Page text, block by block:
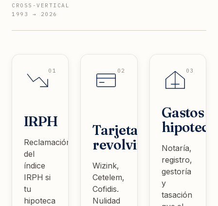
CROSS-VERTICAL
1993 → 2026
01
IRPH
Reclamación
del
índice
IRPH si
tu
hipoteca
02
Tarjetas
revolving
Wizink,
Cetelem,
Cofidis.
Nulidad
03
Gastos
Notaría,
registro,
gestoría
y
tasación